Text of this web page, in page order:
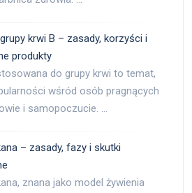
krwi B – zasady, korzyści i
produkty
do grupy krwi to temat,
wśród osób pragnących
i samopoczucie. …
– zasady, fazy i skutki
znana jako model żywienia